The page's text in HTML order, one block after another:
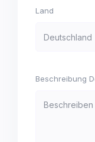
Land
Beschreibung